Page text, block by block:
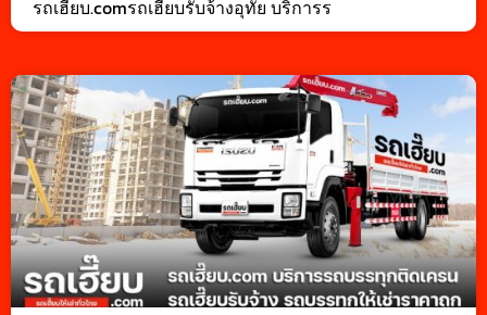
รถเฮี๊ยบ.comรถเฮี๊ยบรับจ้างอุทัย บริการร